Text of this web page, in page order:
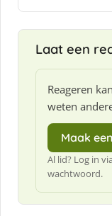
:
Laat een
Reageren
weten
Maak
Al lid? Log in
wachtwoord.